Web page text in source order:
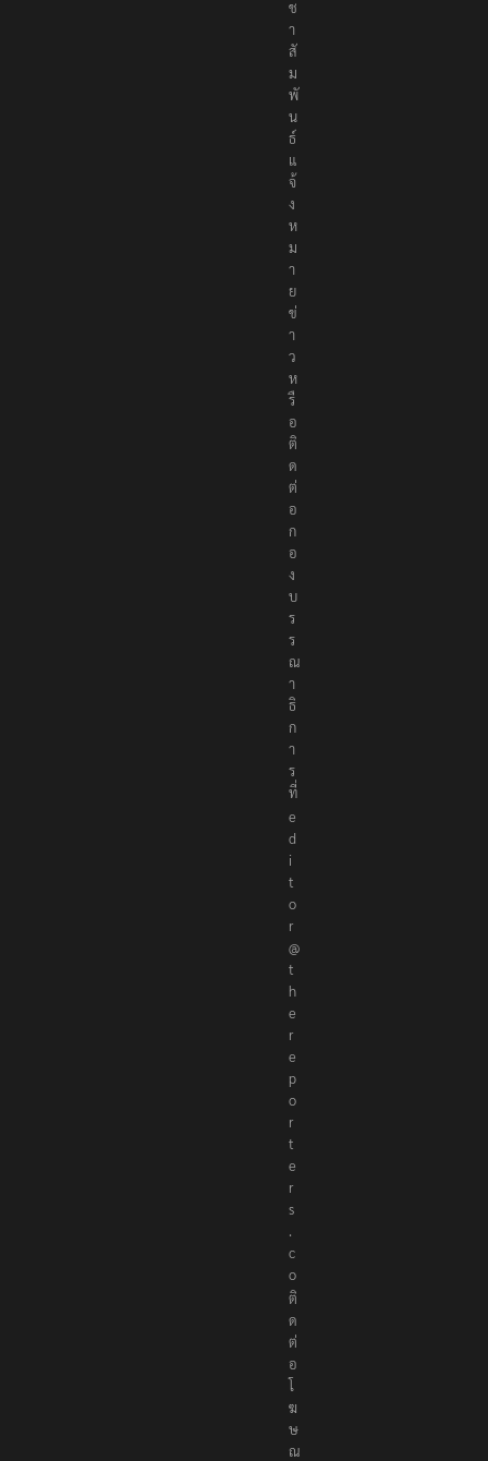
ช
า
สั
ม
พั
น
ธ์
แ
จ้
ง
ห
ม
า
ย
ข่
า
ว
ห
รื
อ
ติ
ด
ต่
อ
ก
อ
ง
บ
ร
ร
ณ
า
ธิ
ก
า
ร
ที่
e
d
i
t
o
r
@
t
h
e
r
e
p
o
r
t
e
r
s
.
c
o
ติ
ด
ต่
อ
โ
ฆ
ษ
ณ